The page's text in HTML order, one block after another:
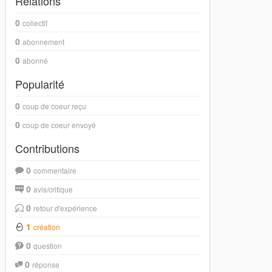
0 collectif
0 abonnement
0 abonné
Popularité
0 coup de coeur reçu
0 coup de coeur envoyé
Contributions
0 commentaire
0 avis/critique
0 retour d'expérience
1 création
0 question
0 réponse